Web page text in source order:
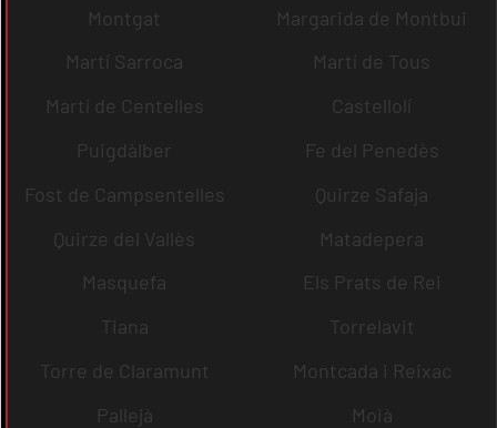
Montgat
Margarida de Montbui
Martí Sarroca
Martí de Tous
Martí de Centelles
Castellolí
Puigdàlber
Fe del Penedès
Fost de Campsentelles
Quirze Safaja
Quirze del Vallès
Matadepera
Masquefa
Els Prats de Rei
Tiana
Torrelavit
Torre de Claramunt
Montcada i Reixac
Pallejà
Moià